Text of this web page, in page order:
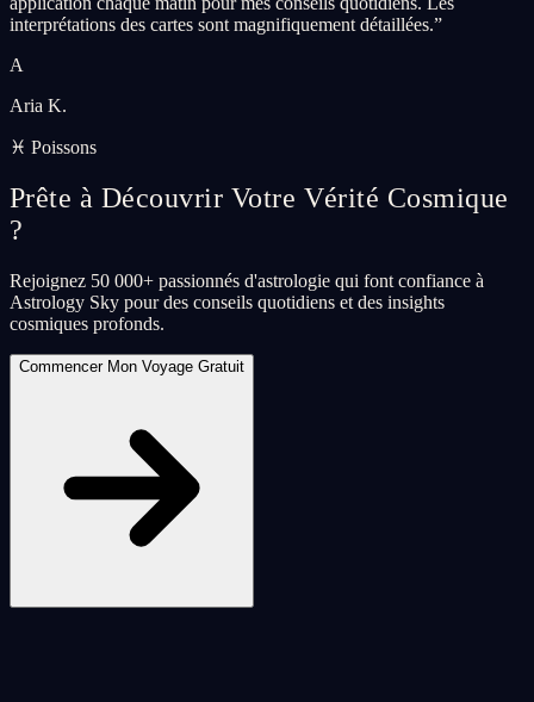
interprétations des cartes sont magnifiquement détaillées.”
A
Aria K.
♓ Poissons
Prête à Découvrir Votre Vérité Cosmique
?
Rejoignez 50 000+ passionnés d'astrologie qui font confiance à
Astrology Sky pour des conseils quotidiens et des insights
cosmiques profonds.
Commencer Mon Voyage Gratuit